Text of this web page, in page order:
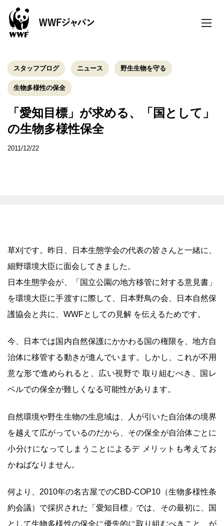
toggle
スタッフブログ ニュース 野生生物を守る
生物多様性の保全
「愛知目標」が求める、「国として」
の生物多様性保全
2011/12/22
草刈です。昨日、日本生態学会の代表の皆さんと一緒に、
細野環境大臣に面会してきました。
日本生態学会が、「国立公園の地方移管に対する意見書」
を環境大臣に手渡すに際して、日本野鳥の会、日本自然保
護協会と共に、WWFとしての見解 を伝えるためです。
今、日本では国内自然保護にかかわる国の権限を、地方自
治体に移管する動きが進んでいます。しかし、これが不用
意な形で進められると、広い視野で 取り組むべき、国レ
ベルでの保全が難しくなる可能性があります。
自然環境や野生生物の生息域は、人が引いた自治体の境界
を越えて広がっているのだから、その保全が自治体ごとに
小分けになってしまうことによるデ メリットも考えてお
かねばなりません。
何より、2010年の名古屋でのCBD-COP10（生物多様性条
約会議）で採択された「愛知目標」では、その最初に、国
として生物多様性の保全に優先的に取り組むべきこと、が